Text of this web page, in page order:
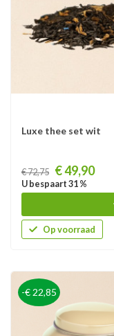
Luxe thee set wit
Prijs
€ 72,75 € 49,90
U bespaart 31 %
Op voorraad
-€ 22,85